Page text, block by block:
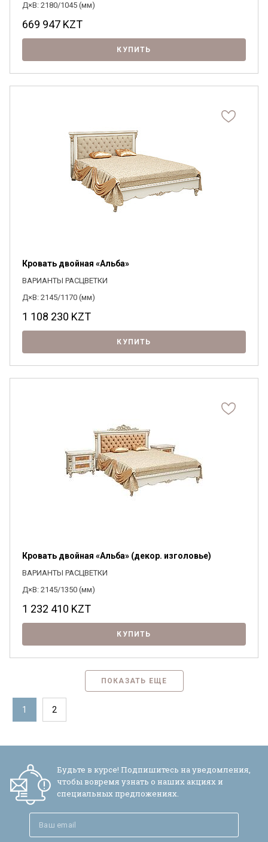
Д×В: 2180/1045 (мм)
669 947 KZT
КУПИТЬ
Кровать двойная «Альба»
ВАРИАНТЫ РАСЦВЕТКИ
Д×В: 2145/1170 (мм)
1 108 230 KZT
КУПИТЬ
Кровать двойная «Альба» (декор. изголовье)
ВАРИАНТЫ РАСЦВЕТКИ
Д×В: 2145/1350 (мм)
1 232 410 KZT
КУПИТЬ
ПОКАЗАТЬ ЕЩЕ
1 2
Будьте в курсе! Подпишитесь на уведомления,
чтобы вовремя узнать о наших акциях и
специальных предложениях.